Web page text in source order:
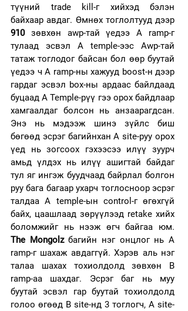
түүний trade kill-г хийхэд бэлэн
910 зөвхөн awp-тай үедээ A ramp-г
тулаад эсвэл A temple-ээс Awp-тай
татаж тоглодог байсан бол өөр буутай
үедээ ч А ramp-ны хажууд boost-н дээр
гардаг эсвэл box-ны ардаас байлдаад
буцаад A Temple-рүү гээ орох байдлаар
хамгаалдаг болсон нь анзаарагдсан.
Энэ нь мэдээж шинэ зүйлс биш
бөгөөд эсрэг багийнхан А site-руу орох
үед нь зогсоох гэхээсээ илүү зуурч
амьд үлдэх нь илүү ашигтай байдаг
тул яг ингэж буудчаад байрлал болгон
руу бага багаар ухарч тоглосноор эсрэг
талдаа А temple-ын control-г өгөхгүй
байх, цаашлаад зөрүүлээд retake хийх
The Mongolz багийн нэг онцлог нь А
ramp-г шахаж авдаггүй. Хэрэв аль нэг
талаа шахах тохиолдолд зөвхөн B
ramp-aa шахдаг. Эсрэг баг нь муу
буутай эсвэл гар буутай тохиолдолд
голоо өгөөд B site-нд 3 тоглогч, А site-